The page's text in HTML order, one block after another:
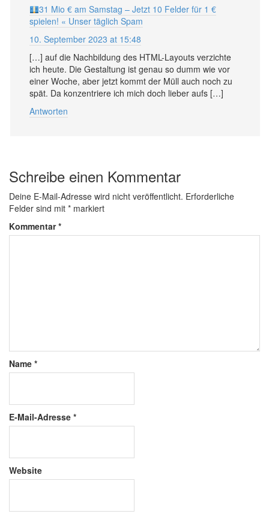
31 Mio € am Samstag – Jetzt 10 Felder für 1 €
spielen! « Unser täglich Spam
10. September 2023 at 15:48
[…] auf die Nachbildung des HTML-Layouts verzichte
ich heute. Die Gestaltung ist genau so dumm wie vor
einer Woche, aber jetzt kommt der Müll auch noch zu
spät. Da konzentriere ich mich doch lieber aufs […]
Antworten
Schreibe einen Kommentar
Deine E-Mail-Adresse wird nicht veröffentlicht. Erforderliche
Felder sind mit * markiert
Kommentar*
Name *
E-Mail-Adresse *
Website